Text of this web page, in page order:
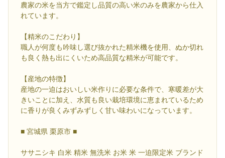
農家の米を当方で鑑定し品質の高い米のみを農家から仕入
れています。
【精米のこだわり】
職人が何度も吟味し選び抜かれた精米機を使用、ぬか切れ
も良く熱も出にくいため高品質な精米が可能です。
【産地の特徴】
産地の一迫はおいしい米作りに必要な条件で、寒暖差が大
きいことに加え、水質も良い栽培環境に恵まれているため
に香りが良くみずみずしく甘い味わいになっています。
■ 宮城県 栗原市 ■
ササニシキ 白米 精米 無洗米 お米 米 一迫限定米 ブランド